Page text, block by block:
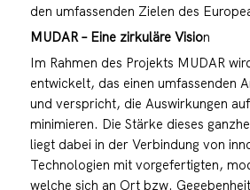
den umfassenden Zielen des
MUDAR – Eine zirkuläre Vision
Im Rahmen des Projekts MUDAR
entwickelt, das einen umfassenden
und verspricht, die Auswirkungen
minimieren. Die Stärke dieses
liegt dabei in der Verbindung von
Technologien mit vorgefertigten,
welche sich an Ort bzw.